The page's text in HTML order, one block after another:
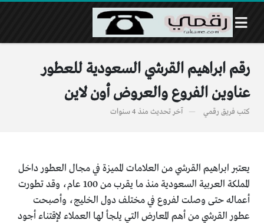
رقم ابراهيم القرشي السعودية للعطور
عناوين الفروع والعروض أون لاين
كتب فريق رقمي آخر تحديث منذ 4 سنوات
يعتبر ابراهيم القرشي من العلامات المميزة في مجال العطور داخل
المملكة العربية السعودية منذ ما يقرب من 100 عام، وقد تطورت
أعماله حتى وصلت لفروع في مختلف دول الخليج، وأصبحت
عطور القرشي من أهم المعارض التي يلجأ لها العملاء لإقتناء أجود